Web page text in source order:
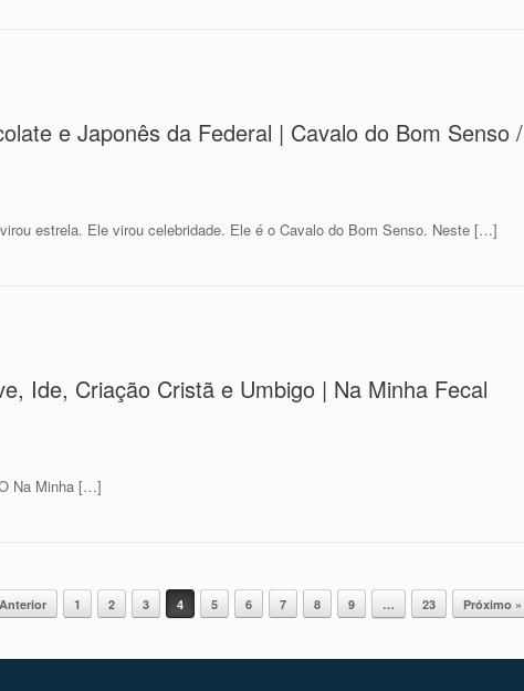
e Japonês da Federal | Cavalo do Bom Senso /
estrela. Ele virou celebridade. Ele é o Cavalo do Bom Senso. Neste […]
Ide, Criação Cristã e Umbigo | Na Minha Fecal
Na Minha […]
1 2 3 4 5 6 7 8 9 … 23 Próximo »